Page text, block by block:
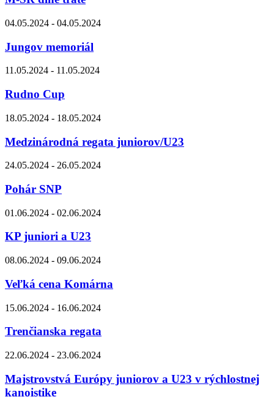
04.05.2024 - 04.05.2024
Jungov memoriál
11.05.2024 - 11.05.2024
Rudno Cup
18.05.2024 - 18.05.2024
Medzinárodná regata juniorov/U23
24.05.2024 - 26.05.2024
Pohár SNP
01.06.2024 - 02.06.2024
KP juniori a U23
08.06.2024 - 09.06.2024
Veľká cena Komárna
15.06.2024 - 16.06.2024
Trenčianska regata
22.06.2024 - 23.06.2024
Majstrovstvá Európy juniorov a U23 v rýchlostnej
kanoistike